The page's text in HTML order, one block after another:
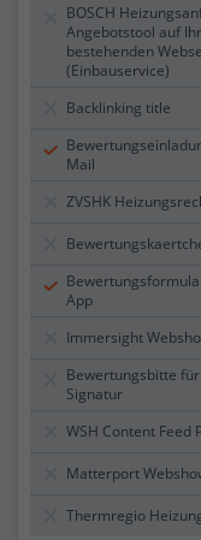
BOSCH
Angebotstool auf
bestehenden
(Einbauservice)
Backlinking title
Mail
ZVSHK
App
Immersight
Bewertungsbitte
Signatur
WSH Content Feed
Matterport
Thermregio